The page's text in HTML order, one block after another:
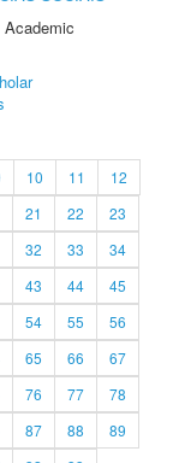
10 11
12
21 22
23
32 33
34
43 44
45
54 55
56
65 66
67
76 77
78
87 88
89